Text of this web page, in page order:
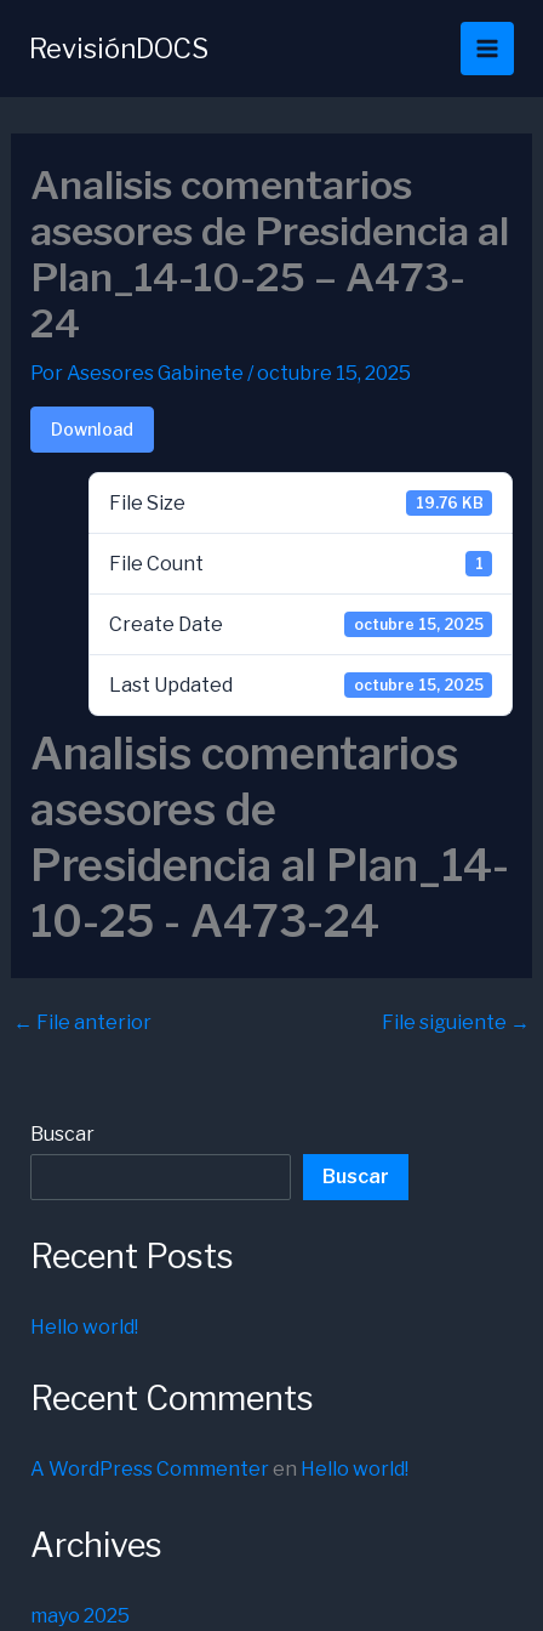
RevisiónDOCS
Analisis comentarios
asesores de Presidencia al
Plan_14-10-25 – A473-
24
PorAsesores Gabinete /octubre 15, 2025
Download
File Size 19.76 KB
File Count 1
Create Date octubre 15, 2025
Last Updated octubre 15, 2025
Analisis comentarios
asesores de
Presidencia al Plan_14-
10-25 - A473-24
← File anterior File siguiente →
Buscar
Buscar
Recent Posts
Hello world!
Recent Comments
A WordPress Commenteren Hello world!
Archives
mayo 2025